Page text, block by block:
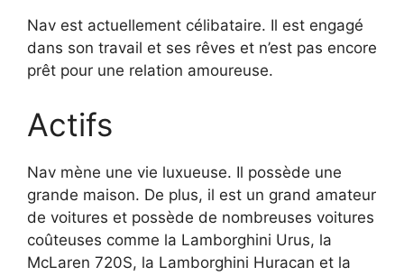
Nav est actuellement célibataire. Il est engagé
dans son travail et ses rêves et n’est pas encore
prêt pour une relation amoureuse.
Actifs
Nav mène une vie luxueuse. Il possède une
grande maison. De plus, il est un grand amateur
de voitures et possède de nombreuses voitures
coûteuses comme la Lamborghini Urus, la
McLaren 720S, la Lamborghini Huracan et la